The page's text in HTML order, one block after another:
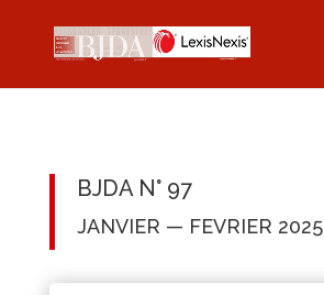
BJDA N° 97
JANVIER — FEVRIER 2025